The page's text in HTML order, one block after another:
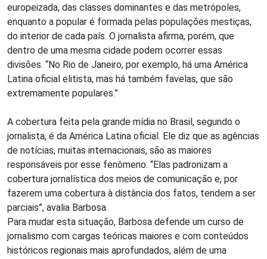
europeizada, das classes dominantes e das metrópoles,
enquanto a popular é formada pelas populações mestiças,
do interior de cada país. O jornalista afirma, porém, que
dentro de uma mesma cidade podem ocorrer essas
divisões. “No Rio de Janeiro, por exemplo, há uma América
Latina oficial elitista, mas há também favelas, que são
extremamente populares.”
A cobertura feita pela grande mídia no Brasil, segundo o
jornalista, é da América Latina oficial. Ele diz que as agências
de notícias, muitas internacionais, são as maiores
responsáveis por esse fenômeno. “Elas padronizam a
cobertura jornalística dos meios de comunicação e, por
fazerem uma cobertura à distância dos fatos, tendem a ser
parciais”, avalia Barbosa.
Para mudar esta situação, Barbosa defende um curso de
jornalismo com cargas teóricas maiores e com conteúdos
históricos regionais mais aprofundados, além de uma